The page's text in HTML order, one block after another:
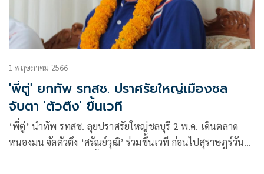
1 พฤษภาคม 2566
'พี่ตู่' ยกทัพ รทสช. ปราศรัยใหญ่เมืองชล
จับตา 'ตัวตึง' ขึ้นเวที
‘พี่ตู่’ นำทัพ รทสช. ลุยปราศรัยใหญ่ชลบุรี 2 พ.ค. เดินตลาด
หนองมน จัดตัวตึง ‘ศรัณย์วุฒิ’ ร่วมขึ้นเวที ก่อนไปสุราษฎร์วัน